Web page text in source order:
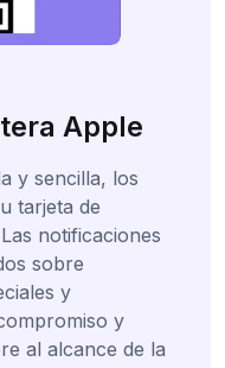
Apple
y sencilla, los
tarjeta de
notificaciones
sobre
y
y
al alcance de la